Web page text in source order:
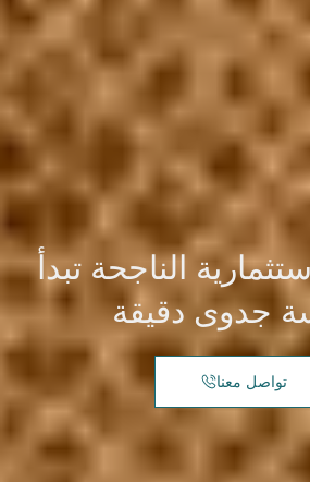
الناجحة تبدأ
جدوى دقيقة
تواصل معنا